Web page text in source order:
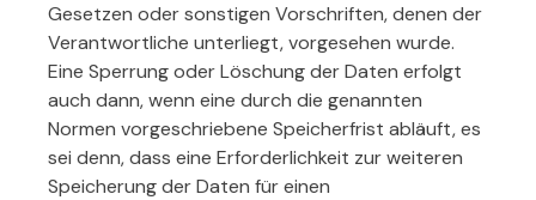
Gesetzen oder sonstigen Vorschriften, denen der
Verantwortliche unterliegt, vorgesehen wurde.
Eine Sperrung oder Löschung der Daten erfolgt
auch dann, wenn eine durch die genannten
Normen vorgeschriebene Speicherfrist abläuft, es
sei denn, dass eine Erforderlichkeit zur weiteren
Speicherung der Daten für einen